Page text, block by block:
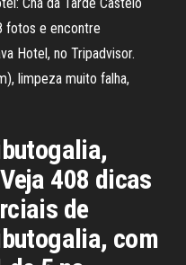
fotos e encontre
Hotel, no Tripadvisor.
limpeza muito falha,
408 dicas
de
com